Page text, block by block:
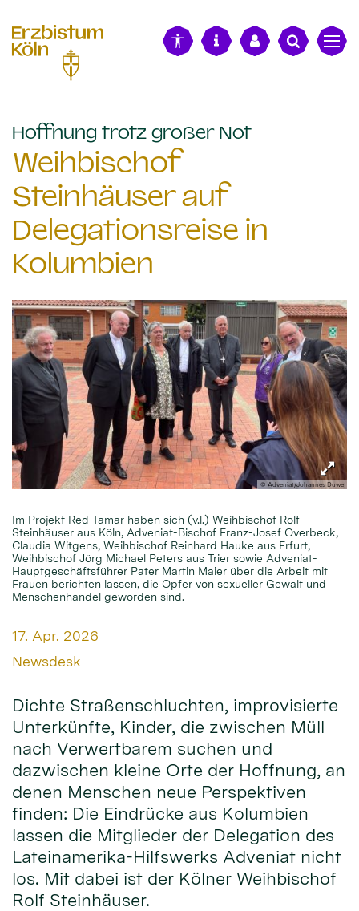
Hoffnung trotz großer Not:
Weihbischof
Steinhäuser auf
Delegationsreise in
Kolumbien
© Adveniat/Johannes Duwe
Im Projekt Red Tamar haben sich (v.l.) Weihbischof Rolf
Steinhäuser aus Köln, Adveniat-Bischof Franz-Josef Overbeck,
Claudia Witgens, Weihbischof Reinhard Hauke aus Erfurt,
Weihbischof Jörg Michael Peters aus Trier sowie Adveniat-
Hauptgeschäftsführer Pater Martin Maier über die Arbeit mit
Frauen berichten lassen, die Opfer von sexueller Gewalt und
Menschenhandel geworden sind.
Datum:
17. Apr. 2026
Von:
Newsdesk
Dichte Straßenschluchten, improvisierte
Unterkünfte, Kinder, die zwischen Müll
nach Verwertbarem suchen und
dazwischen kleine Orte der Hoffnung, an
denen Menschen neue Perspektiven
finden: Die Eindrücke aus Kolumbien
lassen die Mitglieder der Delegation des
Lateinamerika-Hilfswerks Adveniat nicht
los. Mit dabei ist der Kölner Weihbischof
Rolf Steinhäuser.